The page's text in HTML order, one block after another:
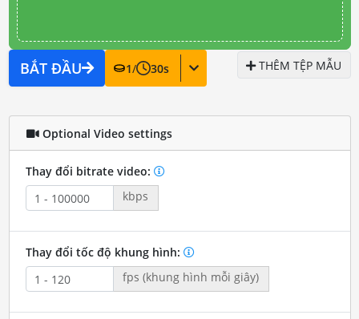
BẮT ĐẦU 1/ 30s THÊM TỆP MẪU
Optional Video settings
Thay đổi bitrate video:
kbps
Thay đổi tốc độ khung hình:
fps (khung hình mỗi giây)